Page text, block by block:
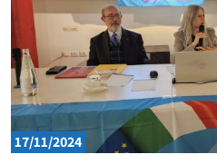
17/11/2024